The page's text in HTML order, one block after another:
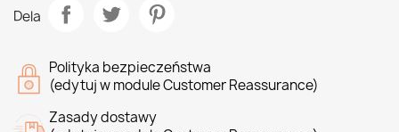
Dela
Polityka bezpieczeństwa
(edytuj w module Customer Reassurance)
Zasady dostawy